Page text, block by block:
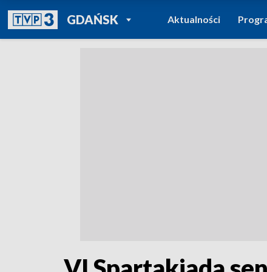
GDAŃSKPOWRÓT DO
TVP REGIONY
Aktualności